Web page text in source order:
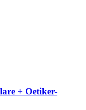
+ Oetiker-